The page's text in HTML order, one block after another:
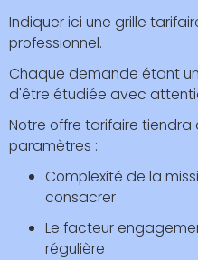
Indiquer ici une grille
professionnel.
Chaque demande étant
d'être étudiée avec
Notre offre tarifaire
paramètres :
Complexité de la
consacrer
Le facteur
régulière